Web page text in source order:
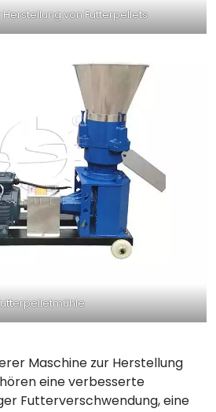
von Futterpellets
Maschine zur Herstellung
eine verbesserte
Futterverschwendung, eine